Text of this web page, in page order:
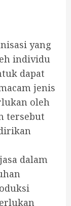
yang
individu
dapat
jenis
oleh
tersebut
dalam